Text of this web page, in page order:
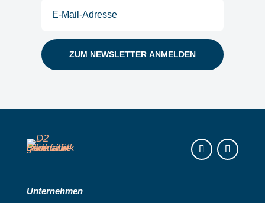
Mail
Unternehmen